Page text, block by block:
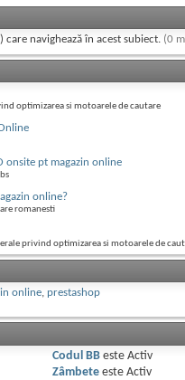
navighează în acest subiect. (0
optimizarea si motoarele de cautare
onsite pt magazin online
online?
romanesti
privind optimizarea si motoarele de
online, prestashop
Codul BBeste Activ
Zâmbeteeste Activ